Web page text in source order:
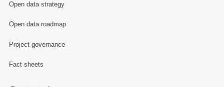
Open data strategy
Open data roadmap
Project governance
Fact sheets